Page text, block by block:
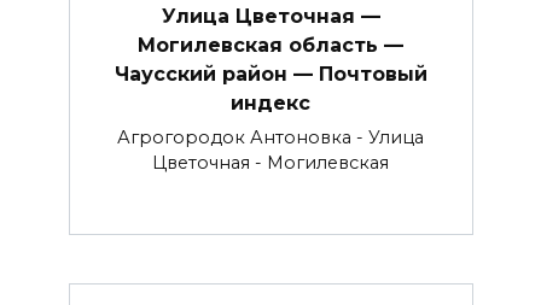
Улица Цветочная —
Могилевская область —
Чаусский район — Почтовый
индекс
Агрогородок Антоновка - Улица
Цветочная - Могилевская